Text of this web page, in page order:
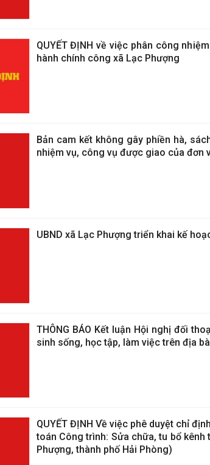
QUYẾT ĐỊNH về việc phân công
hành chính công xã Lạc Phượng
Bản cam kết không gây phiền hà,
nhiệm vụ, công vụ được giao của đơn
UBND xã Lạc Phượng triển khai kế
THÔNG BÁO Kết luận Hội nghị đối
sinh sống, học tập, làm việc trên địa
QUYẾT ĐỊNH Về việc phê duyệt chỉ
toán Công trình: Sửa chữa, tu bổ
Phượng, thành phố Hải Phòng)